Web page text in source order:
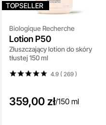
TOPSELLER
Biologique Recherche
Lotion P50
Złuszczający lotion do skóry
tłustej 150 ml
4.9 ( 269)
359,00 zł/150 ml